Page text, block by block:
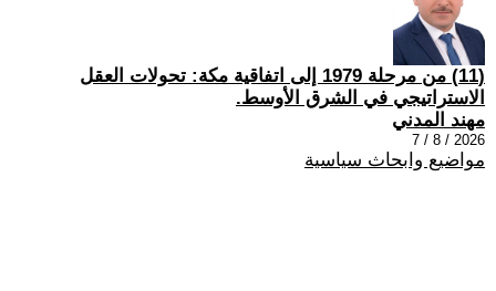
(11) من مرحلة 1979 إلى اتفاقية مكة: تحولات العقل
الاستراتيجي في الشرق الأوسط.
مهند المدني
2026 / 8 / 7
مواضيع وابحاث سياسية